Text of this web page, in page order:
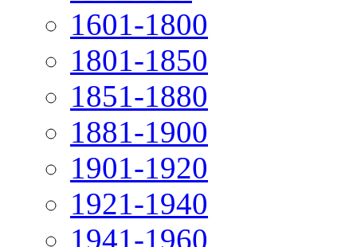
1601-1800
1801-1850
1851-1880
1881-1900
1901-1920
1921-1940
1941-1960